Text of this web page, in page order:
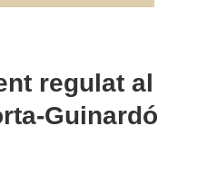
regulat al
Guinardó